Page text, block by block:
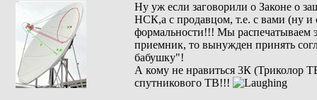
Ну уж если заговорили о Законе о
НСК,а с продавцом, т.е. с вами (ну и
формальности!!! Мы распечатываем
приемник, то вынужден принять
бабушку"!
А кому не нравиться 3К (Триколор
спутникового ТВ!!!